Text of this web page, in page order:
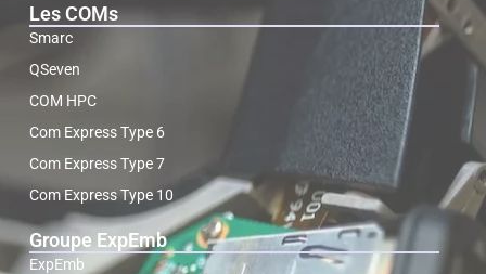
Les COMs
Smarc
QSeven
COM HPC
Com Express Type 6
Com Express Type 7
Com Express Type 10
Groupe ExpEmb
ExpEmb